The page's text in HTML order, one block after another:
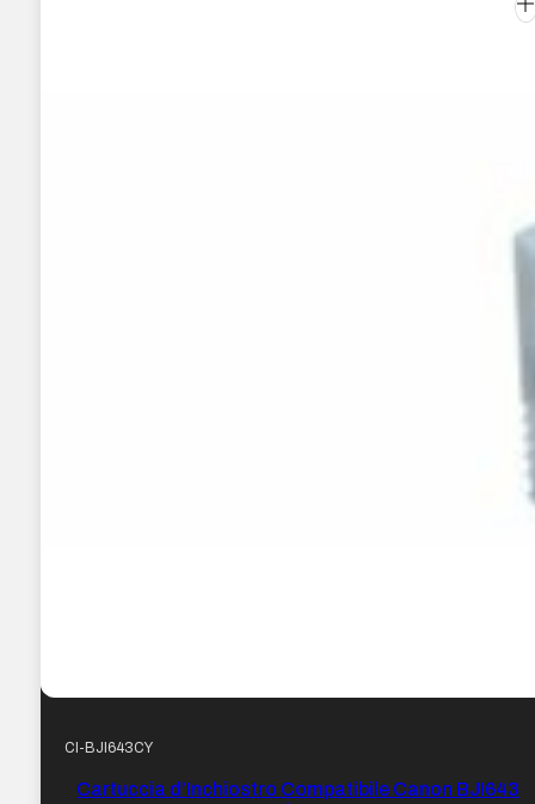
CI-BJI643CY
Cartuccia d’Inchiostro Compatibile Canon BJI643